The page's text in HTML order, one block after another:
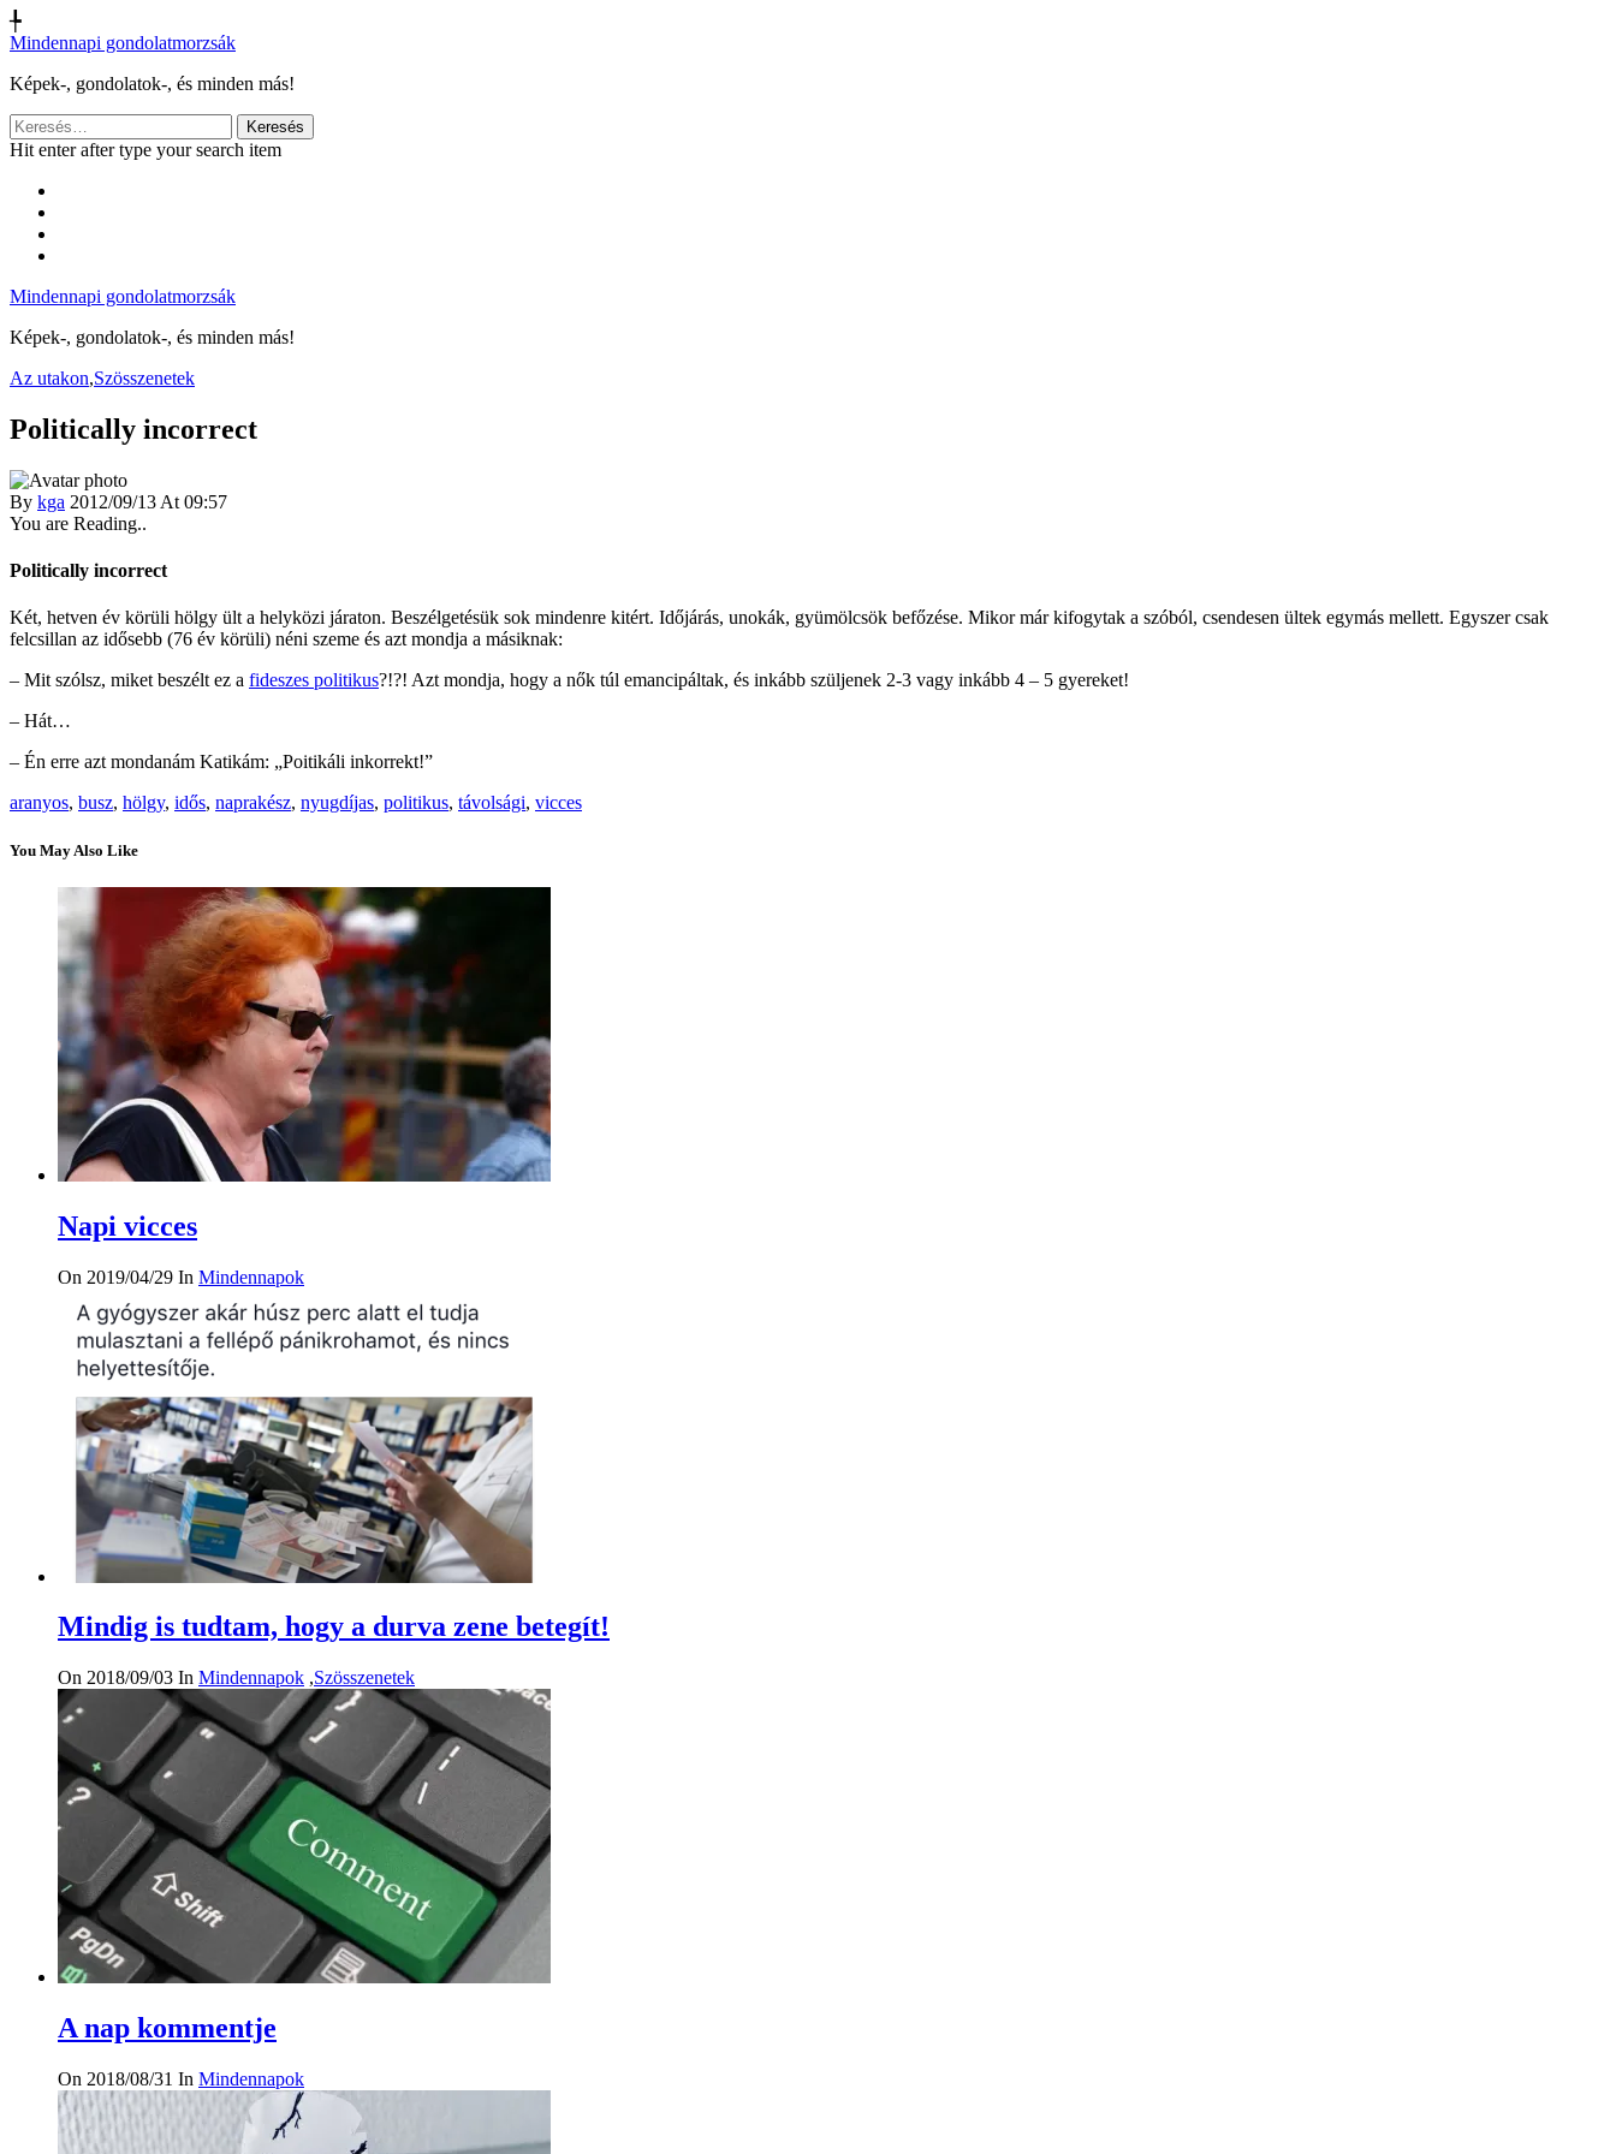
╄
Mindennapi gondolatmorzsák
Képek-, gondolatok-, és minden más!
Keresés:
Hit enter after type your search item
Mindennapi gondolatmorzsák
Képek-, gondolatok-, és minden más!
Az utakon,Szösszenetek
Politically incorrect
By kga 2012/09/13 At 09:57
You are Reading..
Politically incorrect
Két, hetven év körüli hölgy ült a helyközi járaton. Beszélgetésük sok mindenre kitért. Időjárás, unokák, gyümölcsök befőzése. Mikor már kifogytak a szóból, csendesen ültek egymás mellett. Egyszer csak
felcsillan az idősebb (76 év körüli) néni szeme és azt mondja a másiknak:
– Mit szólsz, miket beszélt ez a fideszes politikus?!?! Azt mondja, hogy a nők túl emancipáltak, és inkább szüljenek 2-3 vagy inkább 4 – 5 gyereket!
– Hát…
– Én erre azt mondanám Katikám: „Poitikáli inkorrekt!”
aranyos, busz, hölgy, idős, naprakész, nyugdíjas, politikus, távolsági, vicces
You May Also Like
Napi vicces
On 2019/04/29 In Mindennapok
Mindig is tudtam, hogy a durva zene betegít!
On 2018/09/03 In Mindennapok ,Szösszenetek
A nap kommentje
On 2018/08/31 In Mindennapok